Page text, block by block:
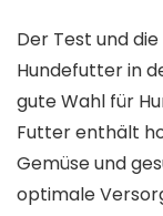
Der Test und
Hundefutter in
gute Wahl für
Futter enthält
Gemüse und
optimale